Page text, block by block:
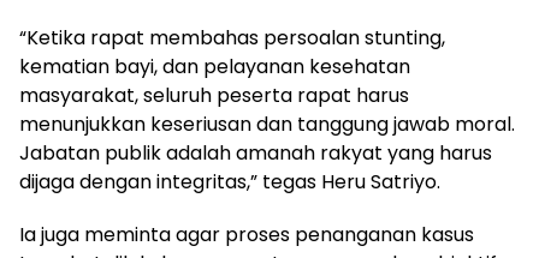
“Ketika rapat membahas persoalan stunting,
kematian bayi, dan pelayanan kesehatan
masyarakat, seluruh peserta rapat harus
menunjukkan keseriusan dan tanggung jawab moral.
Jabatan publik adalah amanah rakyat yang harus
dijaga dengan integritas,” tegas Heru Satriyo.
Ia juga meminta agar proses penanganan kasus